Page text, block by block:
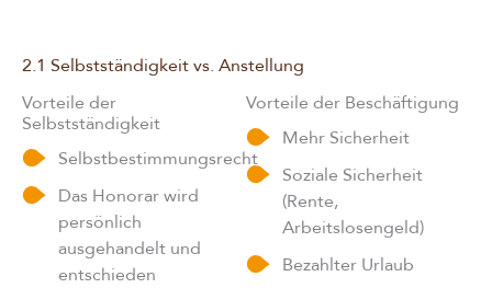
2.1 Selbstständigkeit vs. Anstellung
Vorteile der
Selbstständigkeit
Selbstbestimmungsrecht
Das Honorar wird
persönlich
ausgehandelt und
entschieden
Vorteile der Beschäftigung
Mehr Sicherheit
Soziale Sicherheit
(Rente,
Arbeitslosengeld)
Bezahlter Urlaub